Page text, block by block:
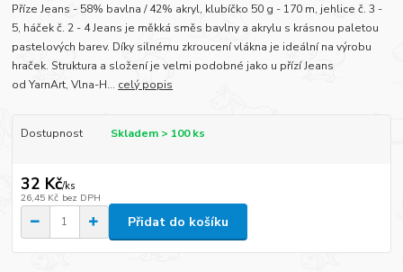
Příze Jeans - 58% bavlna / 42% akryl, klubíčko 50 g - 170 m, jehlice č. 3 -
5, háček č. 2 - 4 Jeans je měkká směs bavlny a akrylu s krásnou paletou
pastelových barev. Díky silnému zkroucení vlákna je ideální na výrobu
hraček. Struktura a složení je velmi podobné jako u přízí Jeans
od YarnArt, Vlna-H... celý popis
Dostupnost Skladem > 100 ks
32 Kč/ks
26,45 Kč bez DPH
Přidat do košíku